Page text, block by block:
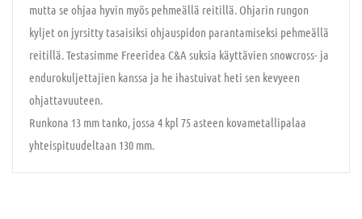
mutta se ohjaa hyvin myös pehmeällä reitillä. Ohjarin rungon
kyljet on jyrsitty tasaisiksi ohjauspidon parantamiseksi pehmeällä
reitillä. Testasimme Freeridea C&A suksia käyttävien snowcross- ja
endurokuljettajien kanssa ja he ihastuivat heti sen kevyeen
ohjattavuuteen.
Runkona 13 mm tanko, jossa 4 kpl 75 asteen kovametallipalaa
yhteispituudeltaan 130 mm.